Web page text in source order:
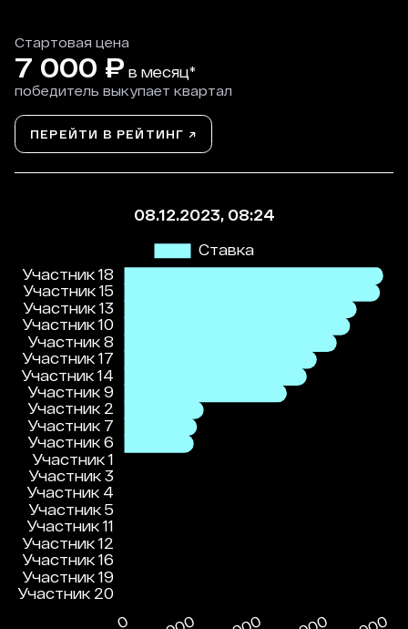
Стартовая цена
7 000 ₽ в месяц*
победитель выкупает квартал
ПЕРЕЙТИ В РЕЙТИНГ ↗